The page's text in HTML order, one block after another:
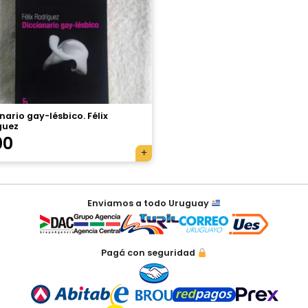
gay-lésbico. Félix
Enviamos a todo Uruguay
Pagá con seguridad